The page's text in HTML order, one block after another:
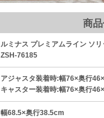
商
ルミナス プレミアムライン ソ
ZSH-76185
アジャスタ装着時:幅76×奥行
キャスター装着時:幅76×奥行
幅68.5×奥行38.5cm